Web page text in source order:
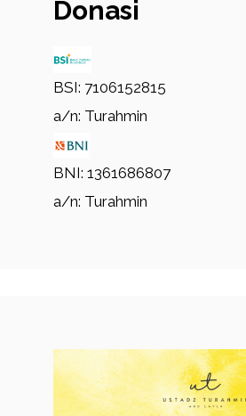
Donasi
BSI: 7106152815
a/n: Turahmin
BNI: 1361686807
a/n: Turahmin